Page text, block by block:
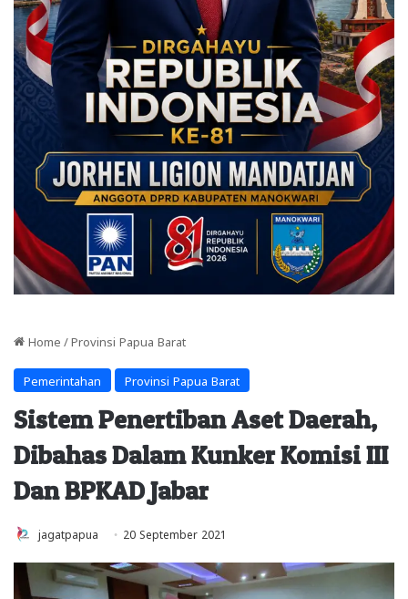
Home / Provinsi Papua Barat
Pemerintahan Provinsi Papua Barat
Sistem Penertiban Aset Daerah,
Dibahas Dalam Kunker Komisi III
Dan BPKAD Jabar
jagatpapua 20 September 2021